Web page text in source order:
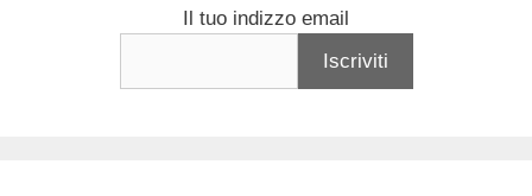
Il tuo indizzo email